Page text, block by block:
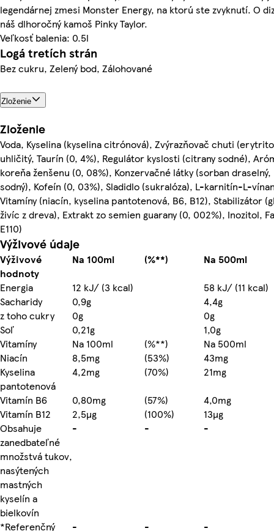
legendárnej zmesi Monster Energy, na ktorú ste zvyknutí. O
náš dlhoročný kamoš Pinky Taylor.
Veľkosť balenia: 0.5l
Logá tretích strán
Bez cukru, Zelený bod, Zálohované
Zloženie
Zloženie
Voda, Kyselina (kyselina citrónová), Zvýrazňovač chuti
uhličitý, Taurín (0, 4%), Regulátor kyslosti (citrany sodné),
koreňa ženšenu (0, 08%), Konzervačné látky (sorban draselný,
sodný), Kofeín (0, 03%), Sladidlo (sukralóza), L-karnitín-L-
Vitamíny (niacín, kyselina pantotenová, B6, B12), Stabilizátor
živíc z dreva), Extrakt zo semien guarany (0, 002%), Inozitol,
E110)
Výživové údaje
Výživové
hodnoty
Na 100ml (%**)
Na 500ml
Energia
12 kJ/ (3 kcal)
58 kJ/ (11 kcal)
Sacharidy
0,9g
4,4g
z toho cukry
0g
0g
Soľ
0,21g
1,0g
Vitamíny
Na 100ml (%**)
Na 500ml
Niacín
8,5mg (53%)
43mg
Kyselina
pantotenová
4,2mg (70%)
21mg
Vitamín B6
0,80mg (57%)
4,0mg
Vitamín B12
2,5µg (100%)
13µg
Obsahuje
zanedbateľné
množstvá tukov,
nasýtených
mastných
kyselín a
bielkovín
- - -
*Referenčný
- - -